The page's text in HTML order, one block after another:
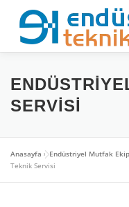
REFERANSLARIMIZ
SERVISI
Anasayfa »Endüstriyel Mutfak
Teknik Servisi